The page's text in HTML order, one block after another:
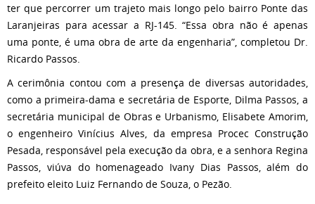
ter que percorrer um trajeto mais longo pelo bairro Ponte das
Laranjeiras para acessar a RJ-145. “Essa obra não é apenas
uma ponte, é uma obra de arte da engenharia”, completou Dr.
Ricardo Passos.
A cerimônia contou com a presença de diversas autoridades,
como a primeira-dama e secretária de Esporte, Dilma Passos, a
secretária municipal de Obras e Urbanismo, Elisabete Amorim,
o engenheiro Vinícius Alves, da empresa Procec Construção
Pesada, responsável pela execução da obra, e a senhora Regina
Passos, viúva do homenageado Ivany Dias Passos, além do
prefeito eleito Luiz Fernando de Souza, o Pezão.